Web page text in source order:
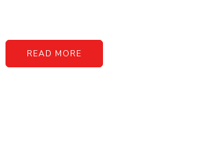
READ MORE